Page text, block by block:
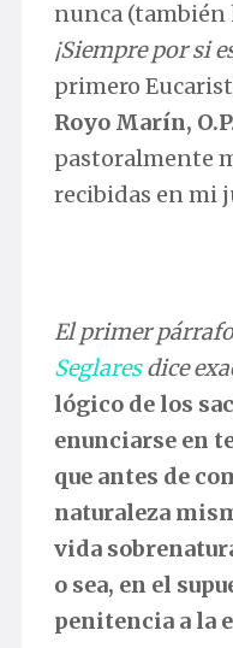
nunca (también
¡Siempre por si
primero
Royo Marín,
pastoralmente
recibidas en mi
El primer
Seglaresdice
lógico de los
enunciarse en
que antes de
naturaleza
vida
o sea, en el
penitencia a la